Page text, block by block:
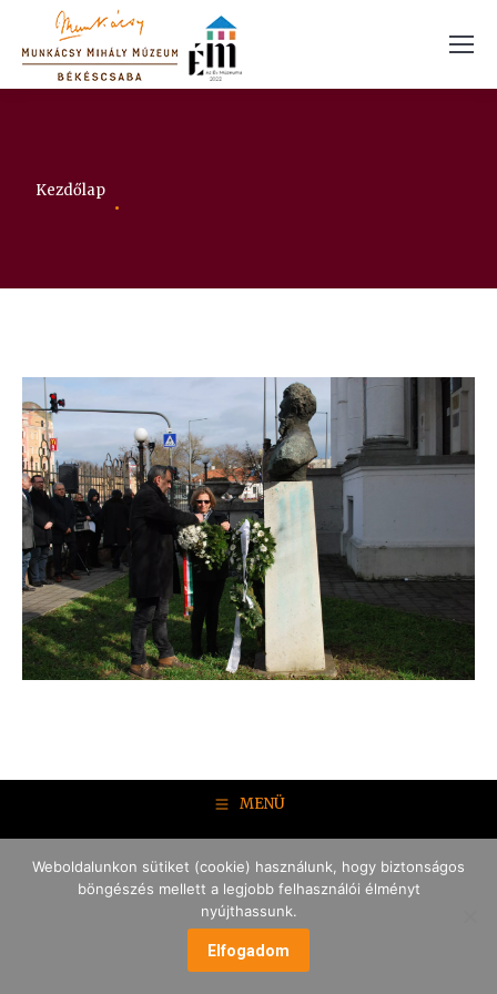
Itt vagy:
Kezdőlap
MENÜ
Weboldalunkon sütiket (cookie) használunk, hogy biztonságos
böngészés mellett a legjobb felhasználói élményt
nyújthassunk.
Elfogadom